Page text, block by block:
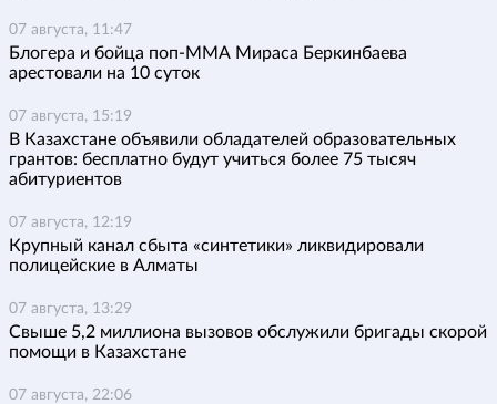
07 августа, 11:47
Блогера и бойца поп-ММА Мираса Беркинбаева
арестовали на 10 суток
07 августа, 15:19
В Казахстане объявили обладателей образовательных
грантов: бесплатно будут учиться более 75 тысяч
абитуриентов
07 августа, 12:19
Крупный канал сбыта «синтетики» ликвидировали
полицейские в Алматы
07 августа, 13:29
Свыше 5,2 миллиона вызовов обслужили бригады скорой
помощи в Казахстане
07 августа, 22:06